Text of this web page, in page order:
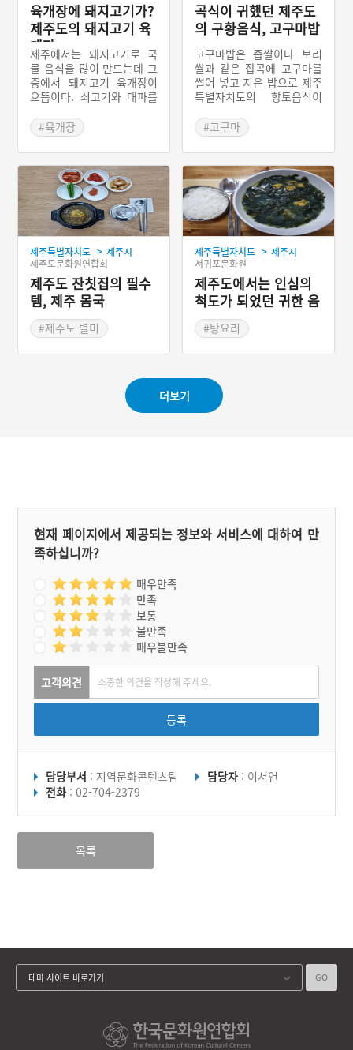
육개장에 돼지고기가?
제주도의 돼지고기 육
개장
제주에서는 돼지고기로 국
물 음식을 많이 만드는데 그
중에서 돼지고기 육개장이
으뜸이다. 쇠고기와 대파를
지방의 육개장과는 달리 제
주도의 육개장은 돼지고기
와 고사리를 주재료로 하여
만든다. 고사리 육개장 또는
돼지고기 육개장이라고도
불린다.
#육개장
#제주 가볼만한곳
곡식이 귀했던 제주도
의 구황음식, 고구마밥
고구마밥은 좁쌀이나 보리
쌀과 같은 잡곡에 고구마를
썰어 넣고 지은 밥으로 제주
특별자치도의 향토음식이
강필리가 전라도와 제주에
고구마를 보급하면서 제주
에서 고구마를 재배하기 시
작하였다. 1794년 서영보가
제주도는 고구마농사의 적
지이므로 널리 심을 것을 보
고하였고 이듬해 제주목사
윤시동이 부임하면서부터
고구마를 밥에 넣어 먹는 조
리법이 생겨난 것으로 보인
다. 이러한 고구마밥은 제주
방언으로 감저밥, 감제밥 등
으로 불린다.
#고구마
#제주 가볼만한곳
제주특별자치도 > 제주시
제주도문화원연합회
제주도 잔칫집의 필수
템, 제주 몸국
#제주도 별미
제주특별자치도 > 제주시
서귀포문화원
제주도에서는 인심의
척도가 되었던 귀한 음
식, 성게국
#탕요리
더보기
현재 페이지에서 제공되는 정보와 서비스에 대하여 만
족하십니까?
매우만족
만족
보통
불만족
매우불만족
고객의견
등록
담당부서 : 지역문화콘텐츠팀 담당자 : 이서연
전화 : 02-704-2379
목록
테마 사이트 바로가기 GO